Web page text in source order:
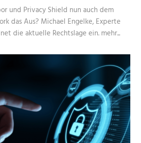
und Privacy Shield nun auch dem
das Aus? Michael Engelke, Experte
die aktuelle Rechtslage ein. mehr...